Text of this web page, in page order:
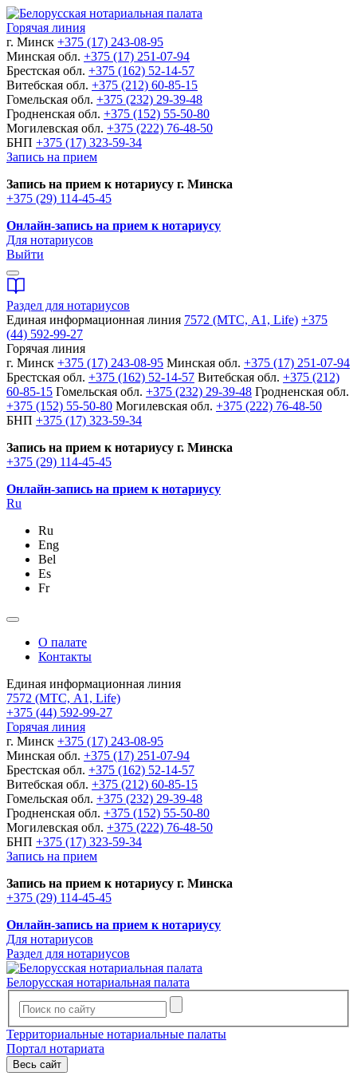
Горячая линия
г. Минск +375 (17) 243-08-95
Минская обл. +375 (17) 251-07-94
Брестская обл. +375 (162) 52-14-57
Витебская обл. +375 (212) 60-85-15
Гомельская обл. +375 (232) 29-39-48
Гродненская обл. +375 (152) 55-50-80
Могилевская обл. +375 (222) 76-48-50
БНП +375 (17) 323-59-34
Запись на прием
Запись на прием к нотариусу г. Минска
+375 (29) 114-45-45
Онлайн-запись на прием к нотариусу
Для нотариусов
Выйти
Раздел для нотариусов
Единая информационная линия 7572 (МТС, A1, Life) +375
(44) 592-99-27
Горячая линия
г. Минск +375 (17) 243-08-95 Минская обл. +375 (17) 251-07-94
Брестская обл. +375 (162) 52-14-57 Витебская обл. +375 (212)
60-85-15 Гомельская обл. +375 (232) 29-39-48 Гродненская обл.
+375 (152) 55-50-80 Могилевская обл. +375 (222) 76-48-50
БНП +375 (17) 323-59-34
Запись на прием к нотариусу г. Минска
+375 (29) 114-45-45
Онлайн-запись на прием к нотариусу
Ru
Ru
Eng
Bel
Es
Fr
О палате
Контакты
Единая информационная линия
7572 (МТС, A1, Life)
+375 (44) 592-99-27
Горячая линия
г. Минск +375 (17) 243-08-95
Минская обл. +375 (17) 251-07-94
Брестская обл. +375 (162) 52-14-57
Витебская обл. +375 (212) 60-85-15
Гомельская обл. +375 (232) 29-39-48
Гродненская обл. +375 (152) 55-50-80
Могилевская обл. +375 (222) 76-48-50
БНП +375 (17) 323-59-34
Запись на прием
Запись на прием к нотариусу г. Минска
+375 (29) 114-45-45
Онлайн-запись на прием к нотариусу
Для нотариусов
Раздел для нотариусов
Белорусская нотариальная палата
Территориальные нотариальные палаты
Портал нотариата
Весь сайт